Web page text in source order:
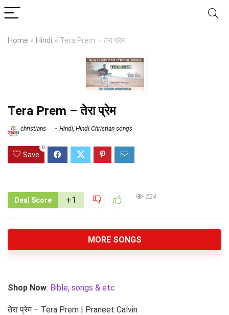
Home » Hindi » Tera Prem – तेरा प्रेम
Tera Prem – तेरा प्रेम
christians Hindi Hindi Christian songs
Save
0
Deal Score +1 224
MORE SONGS
Shop Now: Bible, songs & etc
तेरा प्रेम – Tera Prem | Praneet Calvin